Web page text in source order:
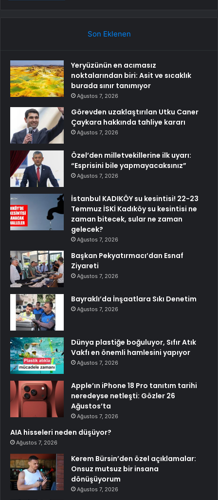
Son Eklenen
Yeryüzünün en acımasız
noktalarından biri: Asit ve sıcaklık
burada sınır tanımıyor
Ağustos 7, 2026
Görevden uzaklaştırılan Utku Caner
Çaykara hakkında tahliye kararı
Ağustos 7, 2026
Özel’den milletvekillerine ilk uyarı:
“Esprisini bile yapmayacaksınız”
Ağustos 7, 2026
İstanbul KADIKÖY su kesintisi! 22-23
Temmuz İSKİ Kadıköy su kesintisi ne
zaman bitecek, sular ne zaman
gelecek?
Ağustos 7, 2026
Başkan Pekyatırmacı’dan Esnaf
Ziyareti
Ağustos 7, 2026
Bayraklı’da İnşaatlara Sıkı Denetim
Ağustos 7, 2026
Dünya plastiğe boğuluyor, Sıfır Atık
Vakfı en önemli hamlesini yapıyor
Ağustos 7, 2026
Apple’ın iPhone 18 Pro tanıtım tarihi
neredeyse netleşti: Gözler 26
Ağustos’ta
Ağustos 7, 2026
AIA hisseleri neden düşüyor?
Ağustos 7, 2026
Kerem Bürsin’den özel açıklamalar:
Onsuz mutsuz bir insana
dönüşüyorum
Ağustos 7, 2026